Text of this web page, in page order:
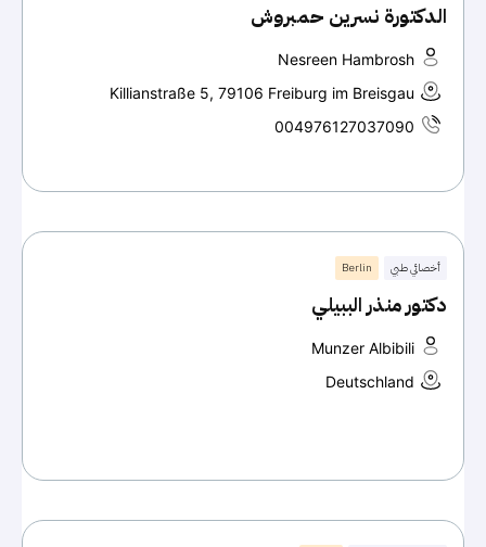
الدكتورة نسرين حمبروش
Nesreen Hambrosh
Killianstraße 5, 79106 Freiburg im Breisgau
004976127037090
أخصائي طبي Berlin
دكتور منذر الببيلي
Munzer Albibili
Deutschland